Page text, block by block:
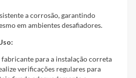
a corrosão, garantindo
em ambientes desafiadores.
fabricante para a instalação correta
verificações regulares para